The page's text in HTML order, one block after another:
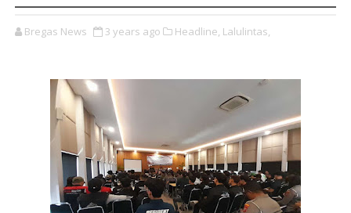
Bregas News 3 years ago Headline, Lalulintas,